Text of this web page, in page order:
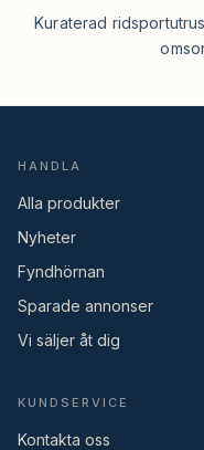
Kuraterad
HANDLA
Alla produkter
Nyheter
Fyndhörnan
Sparade annonser
Vi säljer åt dig
KUNDSERVICE
Kontakta oss